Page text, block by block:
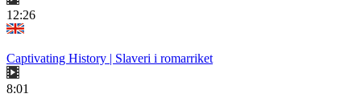
12:26
Captivating History | Slaveri i romarriket
8:01